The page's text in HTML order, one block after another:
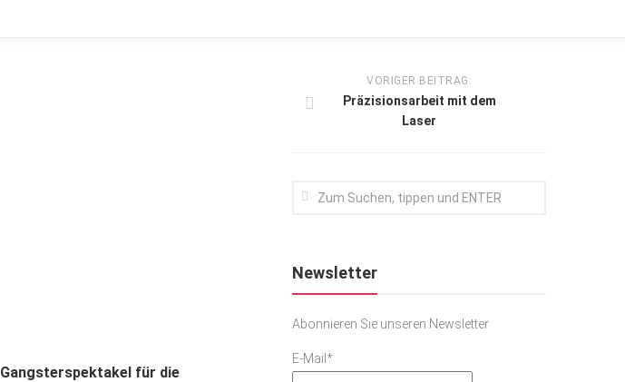
Gangsterspektakel für die
VORIGER BEITRAG:
Präzisionsarbeit mit dem
Laser
Newsletter
Abonnieren Sie unseren Newsletter
E-Mail*